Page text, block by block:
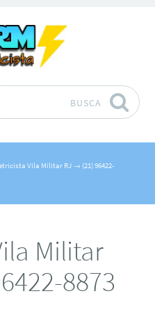
BUSCA
Vila Militar RJ → (21) 96422-
Militar
8873